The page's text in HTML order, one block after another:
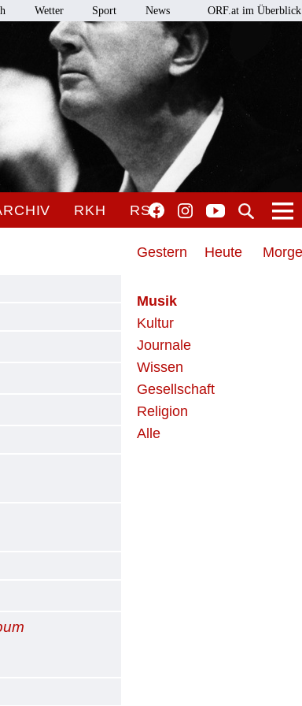
Wetter Sport News ORF.at im Überblick
RKH RSO
Gestern Heute
Musik
Kultur
Journale
Wissen
Gesellschaft
Religion
Alle